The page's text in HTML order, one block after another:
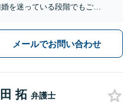
を迷っている段階でもご相
メールでお問い合わせ
拓 弁護士